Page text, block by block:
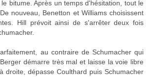
bitume. Après un temps d'hésitation, tout le
nouveau, Benetton et Williams choisissent
Hill prévoit ainsi de s'arrêter deux fois
au contraire de Schumacher qui
démarre très mal et laisse la voie libre
droite, dépasse Coulthard puis Schumacher